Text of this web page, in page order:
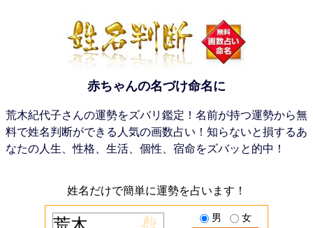
赤ちゃんの名づけ命名に
荒木紀代子さんの運勢をズバリ鑑定！名前が持つ運勢から無
料で姓名判断ができる人気の画数占い！知らないと損するあ
なたの人生、性格、生活、個性、宿命をズバッと的中！
姓名だけで簡単に運勢を占います！
男 女